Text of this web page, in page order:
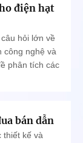
điện hạt
hỏi lớn về
công nghệ và
phân tích các
bán dẫn
thiết kế và